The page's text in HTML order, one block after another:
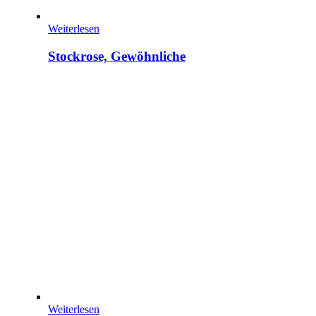
Weiterlesen
Stockrose, Gewöhnliche
Weiterlesen